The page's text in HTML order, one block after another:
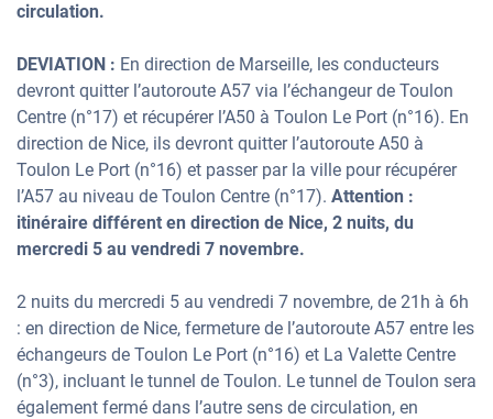
circulation.
DEVIATION : En direction de Marseille, les conducteurs
devront quitter l’autoroute A57 via l’échangeur de Toulon
Centre (n°17) et récupérer l’A50 à Toulon Le Port (n°16). En
direction de Nice, ils devront quitter l’autoroute A50 à
Toulon Le Port (n°16) et passer par la ville pour récupérer
l’A57 au niveau de Toulon Centre (n°17). Attention :
itinéraire différent en direction de Nice, 2 nuits, du
mercredi 5 au vendredi 7 novembre.
2 nuits du mercredi 5 au vendredi 7 novembre, de 21h à 6h
: en direction de Nice, fermeture de l’autoroute A57 entre les
échangeurs de Toulon Le Port (n°16) et La Valette Centre
(n°3), incluant le tunnel de Toulon. Le tunnel de Toulon sera
également fermé dans l’autre sens de circulation, en